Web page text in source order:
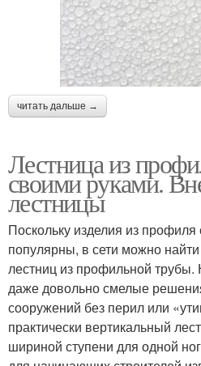
читать дальше →
Лестница из
своими руками.
лестницы
Поскольку изделия из
популярны, в сети можно
лестниц из профильной
даже довольно смелые
сооружений без перил или
практически вертикальный
шириной ступени для одной